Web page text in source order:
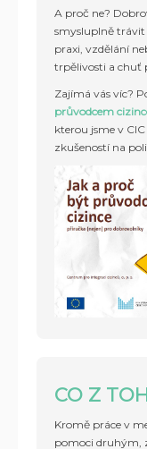
A proč ne?
smysluplně trávit
praxi, vzdělání
trpělivosti a chuť
Zajímá vás víc?
průvodcem
kterou jsme v
zkušeností na
CO Z
Kromě práce v
pomoci druhým,